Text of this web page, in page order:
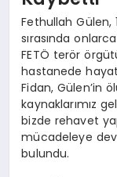
Fethullah
sırasında
FETÖ terör
hastanede
Fidan, Gülen’in
kaynaklarımız
bizde rehavet
mücadeleye
bulundu.